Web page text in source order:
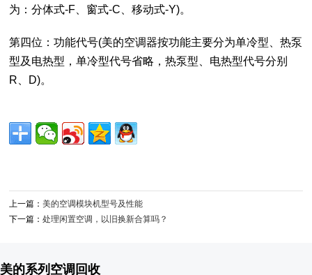
为：分体式-F、窗式-C、移动式-Y)。
第四位：功能代号(美的空调器按功能主要分为单冷型、热泵
型及电热型，单冷型代号省略，热泵型、电热型代号分别
R、D)。
上一篇：美的空调模块机型号及性能
下一篇：处理闲置空调，以旧换新合算吗？
美的系列空调回收